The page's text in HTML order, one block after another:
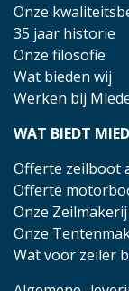
Onze
35 jaar historie
Onze filosofie
Wat bieden wij
Werken bij
WAT BIEDT
Offerte zeilboot
Offerte
Onze Zeilmakerij
Onze
Wat voor zeiler